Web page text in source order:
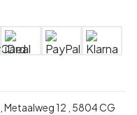
Metaalweg 12 5804 CG